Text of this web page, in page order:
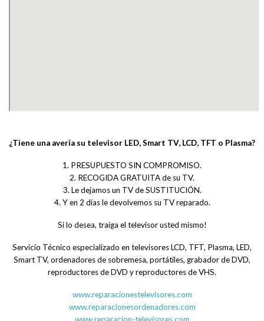
¿Tiene una avería su televisor LED, Smart TV, LCD, TFT o Plasma?
1. PRESUPUESTO SIN COMPROMISO.
2. RECOGIDA GRATUITA de su TV.
3. Le dejamos un TV de SUSTITUCIÓN.
4. Y en 2 días le devolvemos su TV reparado.
Si lo desea, traiga el televisor usted mismo!
Servicio Técnico especializado en televisores LCD, TFT, Plasma, LED,
Smart TV, ordenadores de sobremesa, portátiles, grabador de DVD,
reproductores de DVD y reproductores de VHS.
www.reparacionestelevisores.com
www.reparacionesordenadores.com